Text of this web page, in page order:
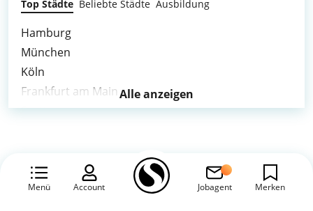
Menü Account Jobagent Merken
Top Städte Beliebte Städte Ausbildung
Hamburg
München
Köln
Frankfurt am Main
Stuttgart
Bremen
Duisburg
Alle anzeigen